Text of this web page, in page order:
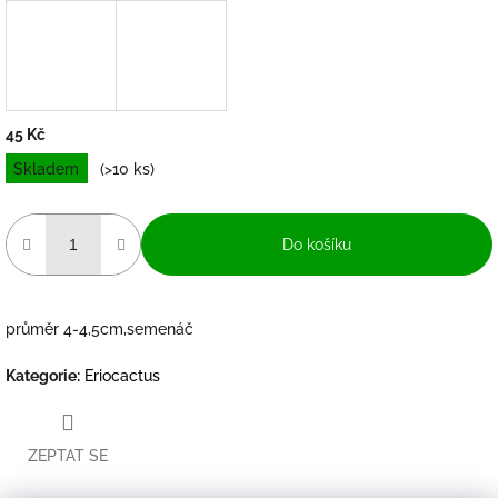
45 Kč
Měrná
cena:
Skladem (>10 ks)
Do košíku
průměr 4-4,5cm,semenáč
Kategorie: Eriocactus
ZEPTAT SE